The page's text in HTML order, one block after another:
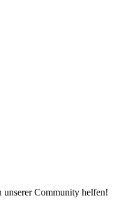
unserer Community helfen!